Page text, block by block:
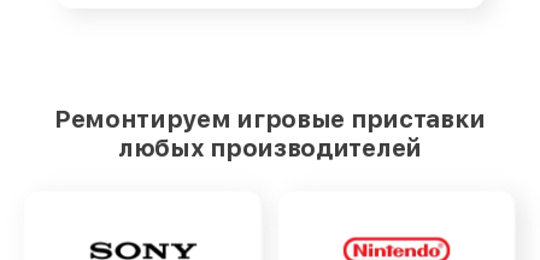
Ремонтируем игровые приставки
любых производителей